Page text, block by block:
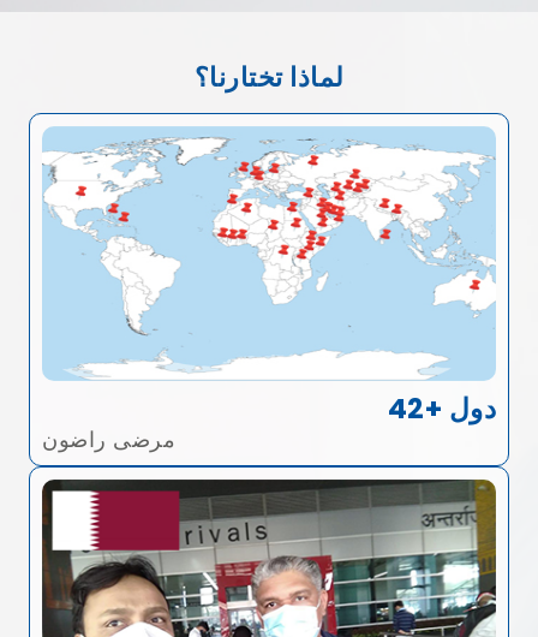
لماذا تختارنا؟
42+ دول
مرضى راضون